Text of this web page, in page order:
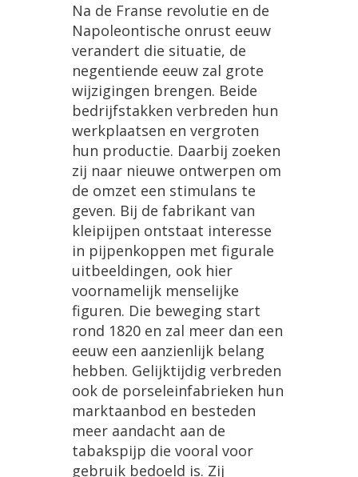
Na de Franse revolutie en de
Napoleontische onrust eeuw
verandert die situatie, de
negentiende eeuw zal grote
wijzigingen brengen. Beide
bedrijfstakken verbreden hun
werkplaatsen en vergroten
hun productie. Daarbij zoeken
zij naar nieuwe ontwerpen om
de omzet een stimulans te
geven. Bij de fabrikant van
kleipijpen ontstaat interesse
in pijpenkoppen met figurale
uitbeeldingen, ook hier
voornamelijk menselijke
figuren. Die beweging start
rond 1820 en zal meer dan een
eeuw een aanzienlijk belang
hebben. Gelijktijdig verbreden
ook de porseleinfabrieken hun
marktaanbod en besteden
meer aandacht aan de
tabakspijp die vooral voor
gebruik bedoeld is. Zij